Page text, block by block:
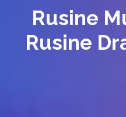
Rusine
Rusine